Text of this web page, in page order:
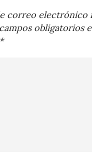
correo electrónico
obligatorios
*